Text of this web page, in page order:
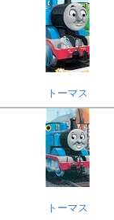
トーマス
トーマス